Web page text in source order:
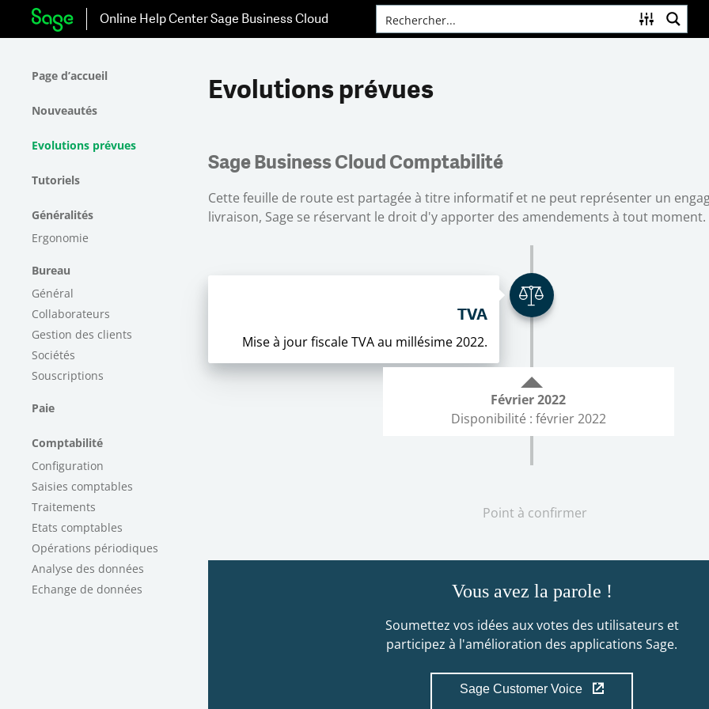
Online Help CenterSage Business Cloud
Page d’accueil
Nouveautés
Evolutions prévues
Tutoriels
Généralités
Ergonomie
Bureau
Général
Collaborateurs
Gestion des clients
Sociétés
Souscriptions
Paie
Comptabilité
Configuration
Saisies comptables
Traitements
Etats comptables
Opérations périodiques
Analyse des données
Echange de données
Evolutions prévues
Sage Business Cloud Comptabilité
Cette feuille de route est partagée à titre informatif et ne peut représenter un
livraison, Sage se réservant le droit d'y apporter des amendements à tout moment.
TVA
Mise à jour fiscale TVA au millésime 2022.
Février2022
Disponibilité : février 2022
Point à confirmer
Vous avez la parole !
Soumettez vos idées aux votes des utilisateurs et
participez à l'amélioration des applications Sage.
Sage Customer Voice